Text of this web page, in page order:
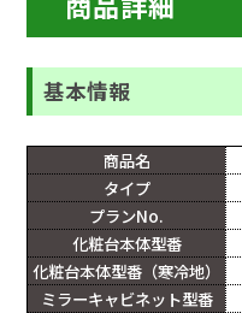
基本情報
商品名
タイプ
プランNo.
化粧台本体型番
化粧台本体型番（寒冷地）
ミラーキャビネット型番